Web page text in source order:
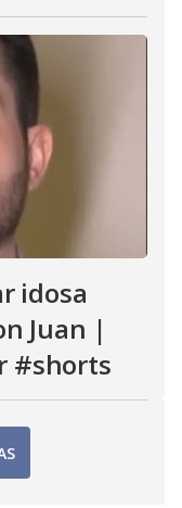
idosa
Juan |
#shorts